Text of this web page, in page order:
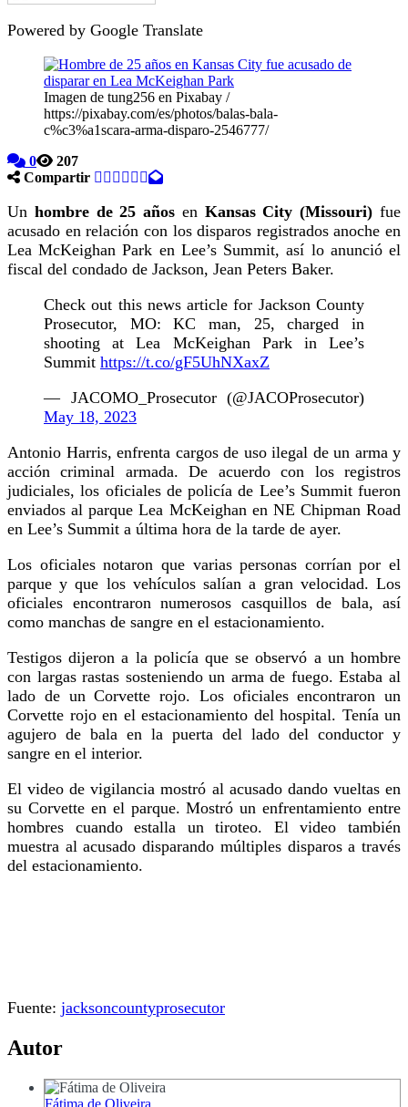
Powered by Google Translate
Imagen de tung256 en Pixabay /
https://pixabay.com/es/photos/balas-bala-
c%c3%a1scara-arma-disparo-2546777/
0
207
Compartir
Un hombre de 25 años en Kansas City (Missouri) fue
acusado en relación con los disparos registrados anoche en
Lea McKeighan Park en Lee’s Summit, así lo anunció el
fiscal del condado de Jackson, Jean Peters Baker.
Check out this news article for Jackson County
Prosecutor, MO: KC man, 25, charged in
shooting at Lea McKeighan Park in Lee’s
Summit https://t.co/gF5UhNXaxZ
— JACOMO_Prosecutor (@JACOProsecutor)
May 18, 2023
Antonio Harris, enfrenta cargos de uso ilegal de un arma y
acción criminal armada. De acuerdo con los registros
judiciales, los oficiales de policía de Lee’s Summit fueron
enviados al parque Lea McKeighan en NE Chipman Road
en Lee’s Summit a última hora de la tarde de ayer.
Los oficiales notaron que varias personas corrían por el
parque y que los vehículos salían a gran velocidad. Los
oficiales encontraron numerosos casquillos de bala, así
como manchas de sangre en el estacionamiento.
Testigos dijeron a la policía que se observó a un hombre
con largas rastas sosteniendo un arma de fuego. Estaba al
lado de un Corvette rojo. Los oficiales encontraron un
Corvette rojo en el estacionamiento del hospital. Tenía un
agujero de bala en la puerta del lado del conductor y
sangre en el interior.
El video de vigilancia mostró al acusado dando vueltas en
su Corvette en el parque. Mostró un enfrentamiento entre
hombres cuando estalla un tiroteo. El video también
muestra al acusado disparando múltiples disparos a través
del estacionamiento.
Fuente: jacksoncountyprosecutor
Autor
Fátima de Oliveira